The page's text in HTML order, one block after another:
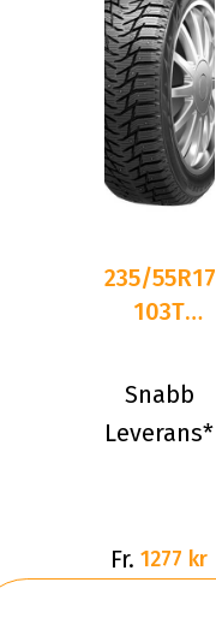
235/55R17
103T
BLAZER
WST3 F
Snabb
Leverans*
Fr. 1277 kr